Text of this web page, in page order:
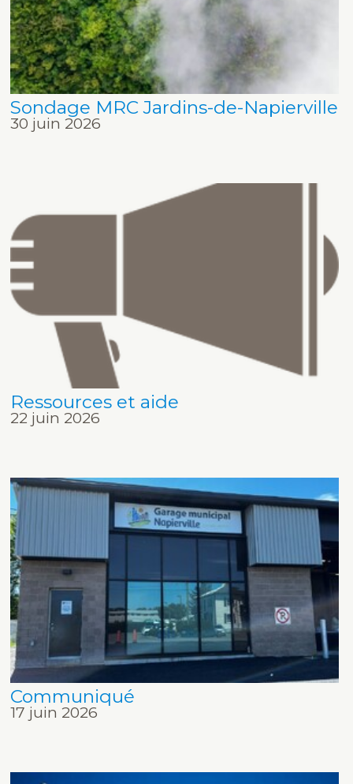
Sondage MRC Jardins-de-Napierville
30 juin 2026
Ressources et aide
22 juin 2026
Communiqué
17 juin 2026